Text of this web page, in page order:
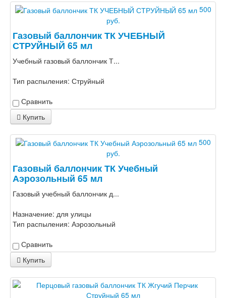
500
руб.
Газовый баллончик ТК УЧЕБНЫЙ
СТРУЙНЫЙ 65 мл
Учебный газовый баллончик Т...
Тип распыления: Струйный
Сравнить
Купить
500
руб.
Газовый баллончик ТК Учебный
Аэрозольный 65 мл
Газовый учебный баллончик д...
Назначение: для улицы
Тип распыления: Аэрозольный
Сравнить
Купить